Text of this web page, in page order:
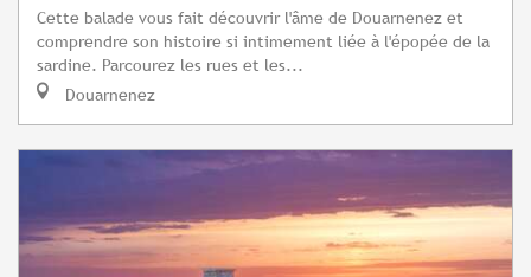
Cette balade vous fait découvrir l'âme de Douarnenez et
comprendre son histoire si intimement liée à l'épopée de la
sardine. Parcourez les rues et les...
Douarnenez